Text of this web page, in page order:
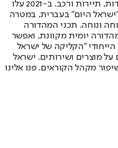
כלכלה וצרכנות, בריאות, חיילים, אוכל, יהדות, תיירות ורכב. ב-2021 עלו
היום" בעברית, במטרה
ונוחה. תכני המהדורה
יומית מקוונת, ואפשר
"הקליקה של ישראל
מוצרים ושירותים. ישראל
מקהל הקוראים. פנו אלינו